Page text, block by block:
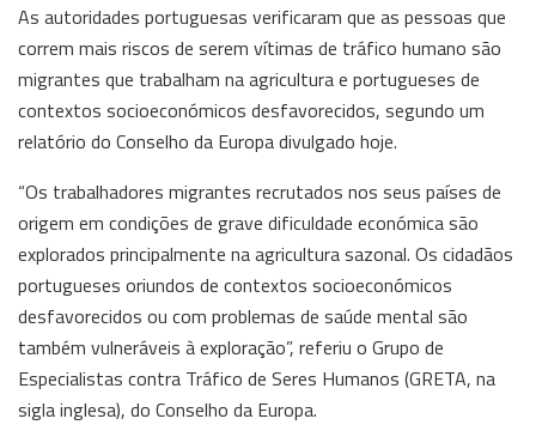
As autoridades portuguesas verificaram que as pessoas que
correm mais riscos de serem vítimas de tráfico humano são
migrantes que trabalham na agricultura e portugueses de
contextos socioeconómicos desfavorecidos, segundo um
relatório do Conselho da Europa divulgado hoje.
“Os trabalhadores migrantes recrutados nos seus países de
origem em condições de grave dificuldade económica são
explorados principalmente na agricultura sazonal. Os cidadãos
portugueses oriundos de contextos socioeconómicos
desfavorecidos ou com problemas de saúde mental são
também vulneráveis à exploração”, referiu o Grupo de
Especialistas contra Tráfico de Seres Humanos (GRETA, na
sigla inglesa), do Conselho da Europa.